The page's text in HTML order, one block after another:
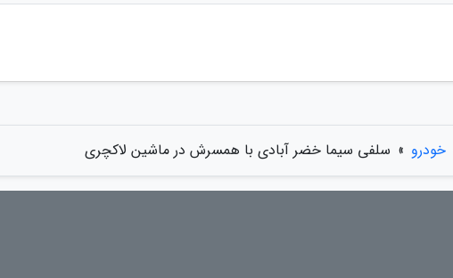
خودرو » سلفی سیما خضر آبادی با همسرش در ماشین لاکچری